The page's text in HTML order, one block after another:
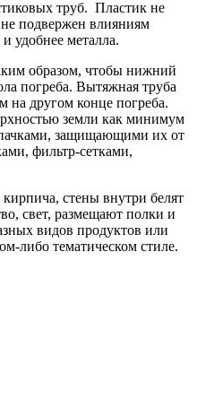
труб. Пластик не
подвержен влияниям
удобнее металла.
образом, чтобы нижний
погреба. Вытяжная труба
на другом конце погреба.
земли как минимум
защищающими их от
фильтр-сетками,
кирпича, стены внутри белят
свет, размещают полки и
видов продуктов или
либо тематическом стиле.